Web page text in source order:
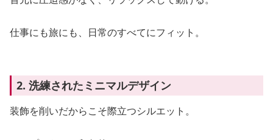
仕事にも旅にも、日常のすべてにフィット。
2. 洗練されたミニマルデザイン
装飾を削いだからこそ際立つシルエット。